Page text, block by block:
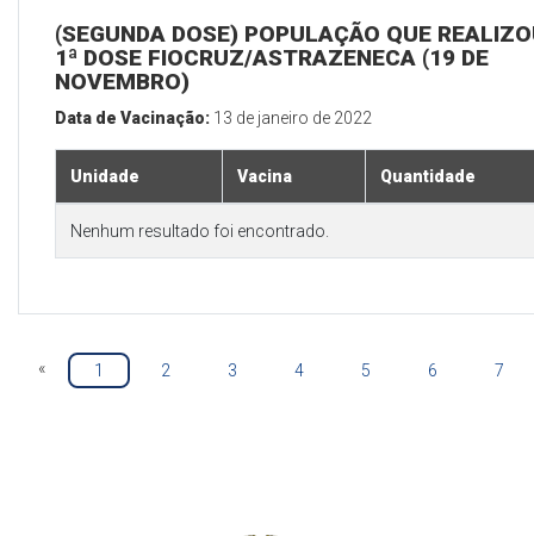
(SEGUNDA DOSE) POPULAÇÃO QUE
1ª DOSE FIOCRUZ/ASTRAZENECA (19 DE
NOVEMBRO)
Data de Vacinação: 13 de janeiro de 2022
Unidade Vacina Quantidade
Nenhum resultado foi encontrado.
« 1 2 3 4 5 6 7